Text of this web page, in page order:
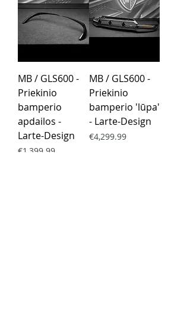
MB / GLS600 -
Priekinio
bamperio
apdailos -
Larte-Design
Price
€1,399.99
MB / GLS600 -
Priekinio
bamperio 'lūpa'
- Larte-Design
Price
€4,299.99